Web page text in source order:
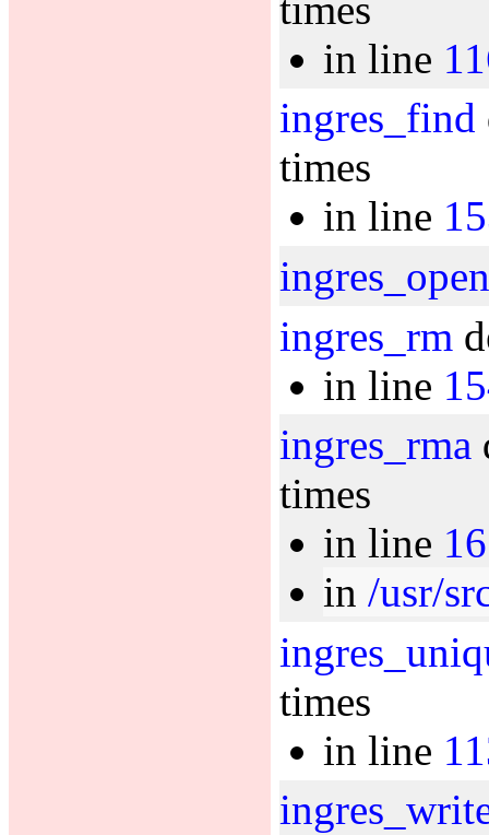
in line
ingres_find
times
in line
ingres_open
ingres_rm
in line
ingres_rma
times
in line
in /usr/
times
in line